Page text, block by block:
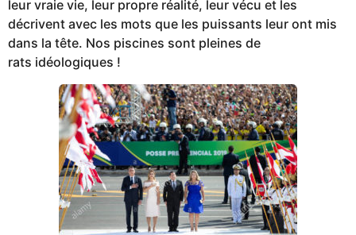
leur vraie vie, leur propre réalité, leur vécu et les
décrivent avec les mots que les puissants leur ont mis
dans la tête. Nos piscines sont pleines de
rats idéologiques !